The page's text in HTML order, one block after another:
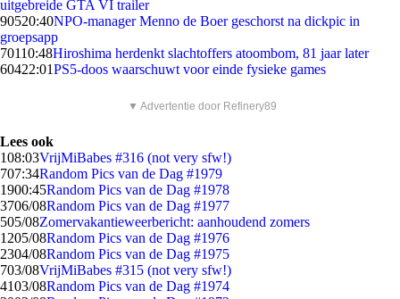
uitgebreide GTA VI trailer
90520:40NPO-manager Menno de Boer geschorst na dickpic in
groepsapp
70110:48Hiroshima herdenkt slachtoffers atoombom, 81 jaar later
60422:01PS5-doos waarschuwt voor einde fysieke games
▼ Advertentie door Refinery89
Lees ook
108:03VrijMiBabes #316 (not very sfw!)
707:34Random Pics van de Dag #1979
1900:45Random Pics van de Dag #1978
3706/08Random Pics van de Dag #1977
505/08Zomervakantieweerbericht: aanhoudend zomers
1205/08Random Pics van de Dag #1976
2304/08Random Pics van de Dag #1975
703/08VrijMiBabes #315 (not very sfw!)
4103/08Random Pics van de Dag #1974